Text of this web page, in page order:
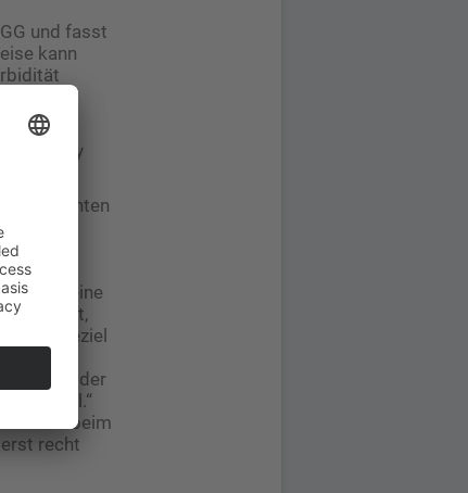
und fasst
kann
ist.
Frailty
Patienten
zu
auch eine
führt,
Therapieziel
von der
als beim
recht